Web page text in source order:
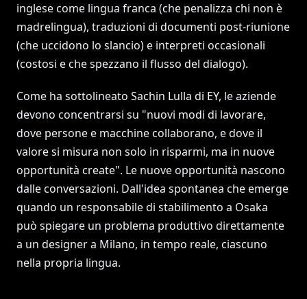
inglese come lingua franca (che penalizza chi non è
madrelingua), traduzioni di documenti post-riunione
(che uccidono lo slancio) e interpreti occasionali
(costosi e che spezzano il flusso del dialogo).
Come ha sottolineato Sachin Lulla di EY, le aziende
devono concentrarsi su "nuovi modi di lavorare,
dove persone e macchine collaborano, e dove il
valore si misura non solo in risparmi, ma in nuove
opportunità create". Le nuove opportunità nascono
dalle conversazioni. Dall'idea spontanea che emerge
quando un responsabile di stabilimento a Osaka
può spiegare un problema produttivo direttamente
a un designer a Milano, in tempo reale, ciascuno
nella propria lingua.